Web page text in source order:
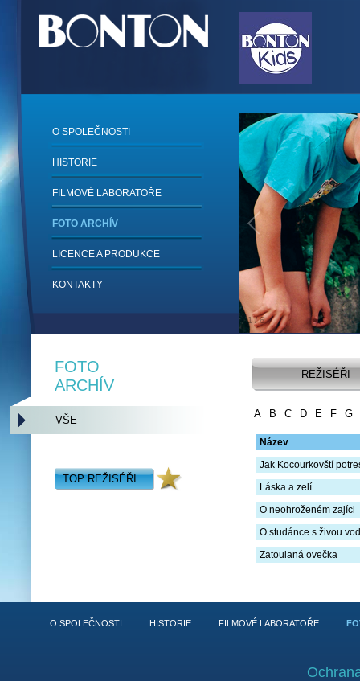
1/6
O SPOLEČNOSTI
HISTORIE
FILMOVÉ LABORATOŘE
FOTO ARCHÍV
LICENCE A PRODUKCE
KONTAKTY
REŽISÉŘI
A B C D E F G
Název
Jak Kocourkovští
Láska a zelí
O neohroženém zajíci
O studánce s živou
Zatoulaná ovečka
FOTO
ARCHÍV
VŠE
TOP REŽISÉŘI
O SPOLEČNOSTI HISTORIE FILMOVÉ LABORATOŘE